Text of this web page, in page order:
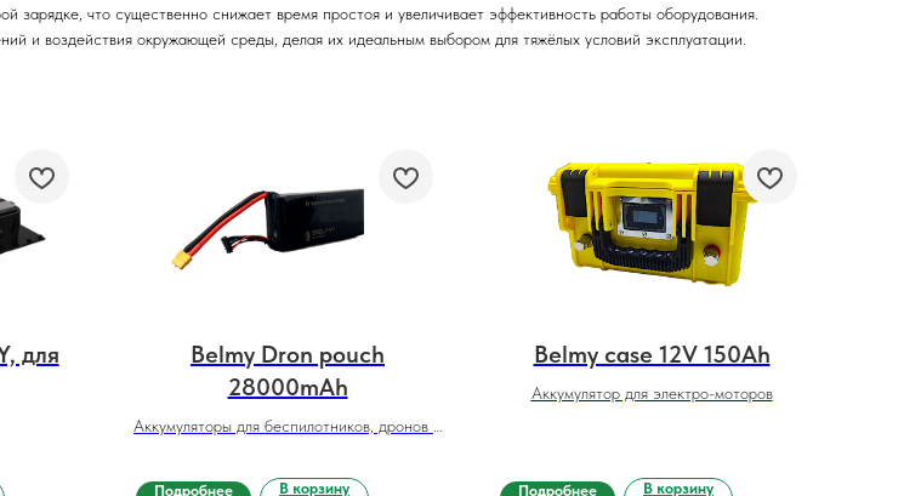
зарядке, что существенно снижает время простоя и увеличивает эффективность работы оборудования.
и воздействия окружающей среды, делая их идеальным выбором для тяжёлых условий эксплуатации.
для
Belmy Dron pouch
28000mAh
Аккумуляторы для беспилотников, дронов и
Подробнее В корзину
Belmy case 12V 150Ah
Аккумулятор для электро-моторов
Подробнее В корзину